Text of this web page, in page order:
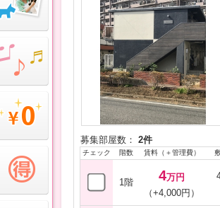
募集部屋数： 2件
チェック 階数 賃料（＋管理費）
1階 4万円
（+4,000円）